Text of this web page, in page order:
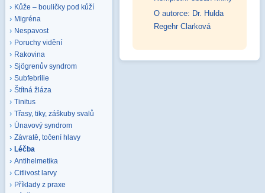
Kůže – bouličky pod kůží
Migréna
Nespavost
Poruchy vidění
Rakovina
Sjögrenův syndrom
Subfebrilie
Štítná žláza
Tinitus
Třasy, tiky, záškuby svalů
Únavový syndrom
Závratě, točení hlavy
Léčba
Antihelmetika
Citlivost larvy
Příklady z praxe
O autorce: Dr. Hulda
Regehr Clarková